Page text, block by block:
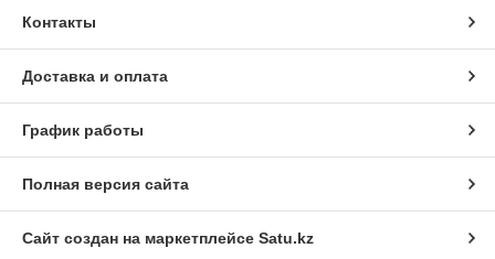
Контакты
Доставка и оплата
График работы
Полная версия сайта
Сайт создан на маркетплейсе Satu.kz